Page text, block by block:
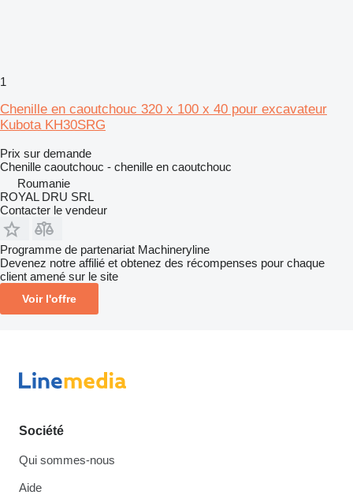
1
Chenille en caoutchouc 320 x 100 x 40 pour excavateur
Kubota KH30SRG
Prix sur demande
Chenille caoutchouc - chenille en caoutchouc
Roumanie
ROYAL DRU SRL
Contacter le vendeur
Programme de partenariat Machineryline
Devenez notre affilié et obtenez des récompenses pour chaque
client amené sur le site
Voir l'offre
Société
Qui sommes-nous
Aide